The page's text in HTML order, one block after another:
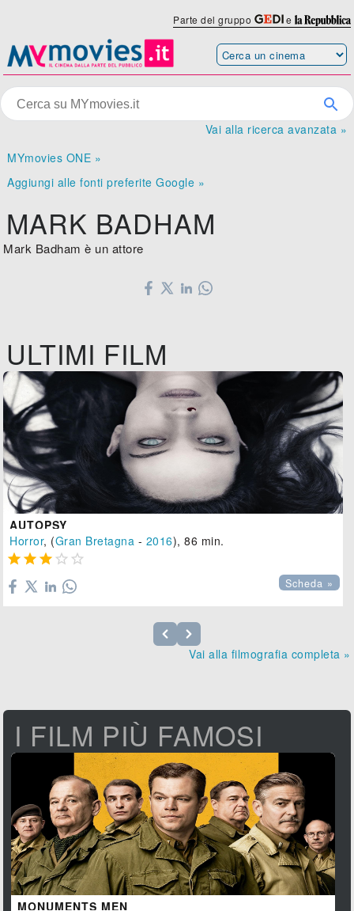
Parte del gruppo e
Vai alla ricerca avanzata »
MYmovies ONE »
Aggiungi alle fonti preferite Google »
MARK BADHAM
Mark Badham è un attore
ULTIMI FILM
AUTOPSY
Horror, (Gran Bretagna - 2016), 86 min.
    
Scheda »
Vai alla filmografia completa »
I FILM PIÙ FAMOSI
MONUMENTS MEN